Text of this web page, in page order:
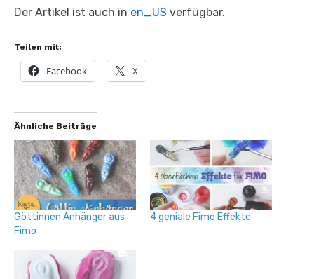
Der Artikel ist auch in en_US verfügbar.
Teilen mit:
Facebook X
Ähnliche Beiträge
Göttinnen Anhänger aus
Fimo
4 geniale Fimo Effekte